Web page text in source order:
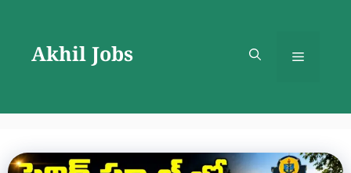
contentAkhil Jobs Menu